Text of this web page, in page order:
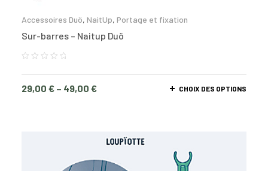
Accessoires Duö, NaitUp, Portage et fixation
Sur-barres – Naitup Duö
29,00 € – 49,00 € CHOIX DES OPTIONS